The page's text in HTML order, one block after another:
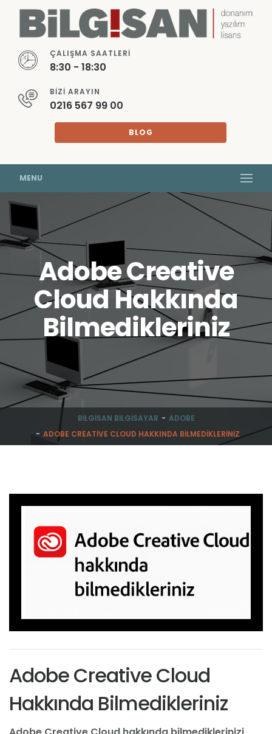
ÇALIŞMA SAATLERI
8:30 - 18:30
BIZI ARAYIN
0216 567 99 00
BLOG
MENU
Adobe Creative
Cloud Hakkında
Bilmedikleriniz
BILGISAN BILGISAYAR
ADOBE
ADOBE CREATIVE CLOUD HAKKINDA BILMEDIKLERINIZ
Adobe Creative Cloud
Hakkında Bilmedikleriniz